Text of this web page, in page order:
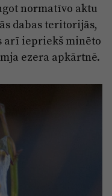
normatīvo aktu
dabas teritorijās,
arī iepriekš minēto
ezera apkārtnē.